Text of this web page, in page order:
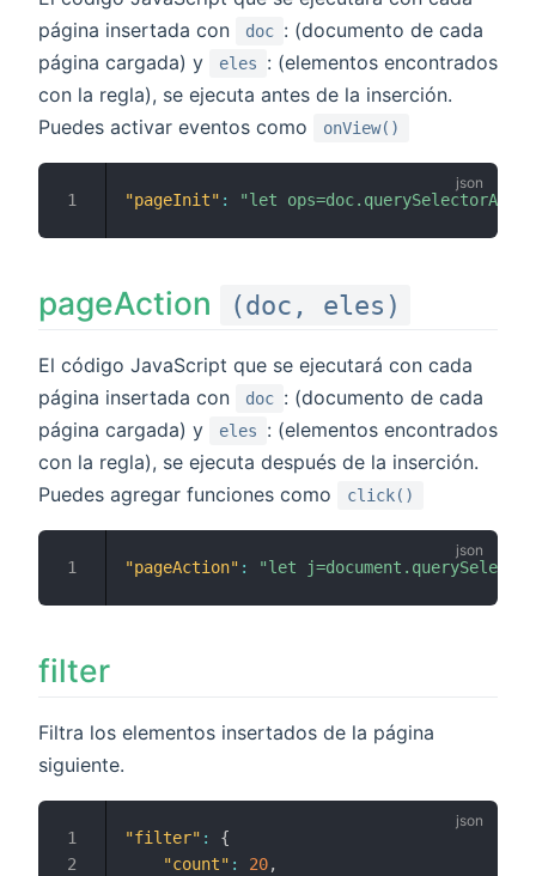
página insertada con
doc : (documento de cada
página cargada) y
eles
: (elementos encontrados
con la regla), se ejecuta antes de la inserción.
Puedes activar eventos como
onView()
"pageInit" : "let
pageAction (doc, eles)
El código JavaScript que se ejecutará con cada
página insertada con
doc : (documento de cada
página cargada) y
eles
: (elementos encontrados
con la regla), se ejecuta después de la inserción.
Puedes agregar funciones como
click()
"pageAction" : "let
filter
Filtra los elementos insertados de la página
siguiente.
"filter" :
{
"count" : 20,